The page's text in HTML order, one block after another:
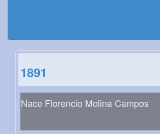
1891
Nace Florencio Molina Campos